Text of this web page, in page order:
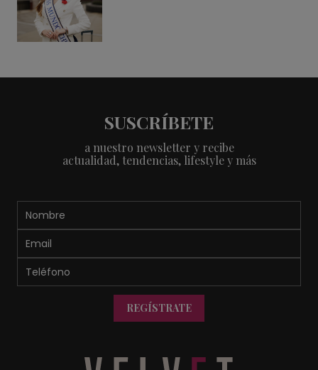
SUSCRÍBETE
a nuestro newsletter y recibe
actualidad, tendencias, lifestyle y más
REGÍSTRATE